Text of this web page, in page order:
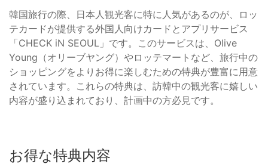
韓国旅行の際、日本人観光客に特に人気があるのが、ロッ
テカードが提供する外国人向けカードとアプリサービス
「CHECK iN SEOUL」です。このサービスは、Olive
Young（オリーブヤング）やロッテマートなど、旅行中の
ショッピングをよりお得に楽しむための特典が豊富に用意
されています。これらの特典は、訪韓中の観光客に嬉しい
内容が盛り込まれており、計画中の方必見です。
お得な特典内容